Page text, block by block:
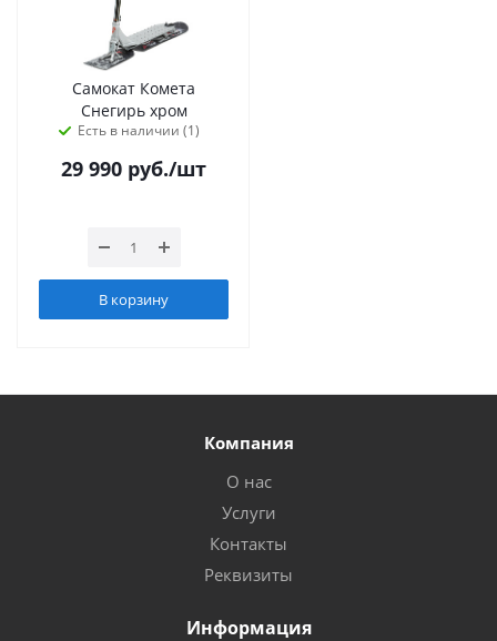
Самокат Комета
Снегирь хром
Есть в наличии (1)
29 990 руб./шт
В корзину
Компания
О нас
Услуги
Контакты
Реквизиты
Информация